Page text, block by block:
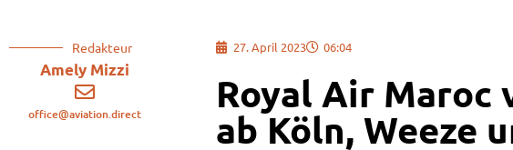
Redakteur
Amely Mizzi
office@aviation.direct
27. April 2023 06:04
Royal Air Maroc
ab Köln, Weeze